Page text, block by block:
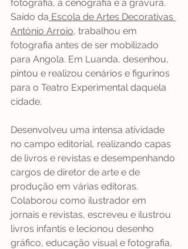
fotografia, a cenografia e a gravura.
Saído da Escola de Artes Decorativas
António Arroio, trabalhou em
fotografia antes de ser mobilizado
para Angola. Em Luanda, desenhou,
pintou e realizou cenários e figurinos
para o Teatro Experimental daquela
cidade.
Desenvolveu uma intensa atividade
no campo editorial, realizando capas
de livros e revistas e desempenhando
cargos de diretor de arte e de
produção em várias editoras.
Colaborou como ilustrador em
jornais e revistas, escreveu e ilustrou
livros infantis e lecionou desenho
gráfico, educação visual e fotografia,